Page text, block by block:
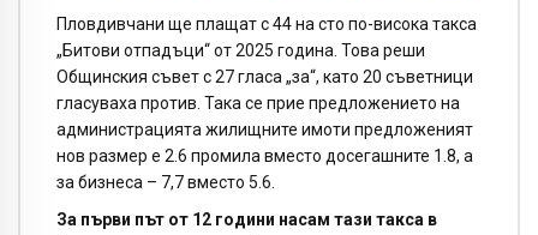
Пловдивчани ще плащат с 44 на сто по-висока такса
„Битови отпадъци“ от 2025 година. Това реши
Общинския съвет с 27 гласа „за“, като 20 съветници
гласуваха против. Така се прие предложението на
администрацията жилищните имоти предложеният
нов размер е 2.6 промила вместо досегашните 1.8, а
за бизнеса – 7,7 вместо 5.6.
За първи път от 12 години насам тази такса в